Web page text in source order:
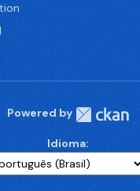
Powered by
Idioma